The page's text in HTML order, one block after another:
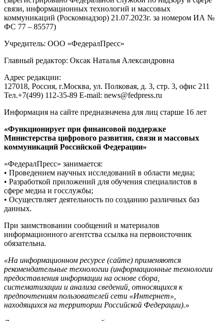
связи, информационных технологий и массовых
коммуникаций (Роскомнадзор) 21.07.2023г. за номером ИА №
ФС 77 – 85577)
Учредитель: ООО «ФедералПресс»
Главный редактор: Оксак Наталья Александровна
Адрес редакции:
127018, Россия, г.Москва, ул. Полковая, д. 3, стр. 3, офис 211
Тел.+7(499) 112-35-89 E-mail: news@fedpress.ru
Информация на сайте предназначена для лиц старше 16 лет
«Функционирует при финансовой поддержке
Министерства цифрового развития, связи и массовых
коммуникаций Российской Федерации»
«ФедералПресс» занимается:
• Проведением научных исследований в области медиа;
• Разработкой приложений для обучения специалистов в
сфере медиа и госслужбы;
• Осуществляет деятельность по созданию различных баз
данных.
При заимствовании сообщений и материалов
информационного агентства ссылка на первоисточник
обязательна.
«На информационном ресурсе (сайте) применяются
рекомендательные технологии (информационные технологии
предоставления информации на основе сбора,
систематизации и анализа сведений, относящихся к
предпочтениям пользователей сети «Интернет»,
находящихся на территории Российской Федерации).»